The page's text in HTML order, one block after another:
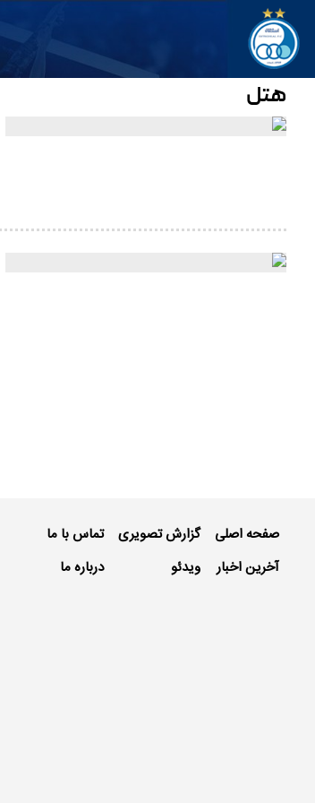
هتل
صفحه اصلی
آخرین اخبار
گزارش تصویری
ویدئو
تماس با ما
درباره ما